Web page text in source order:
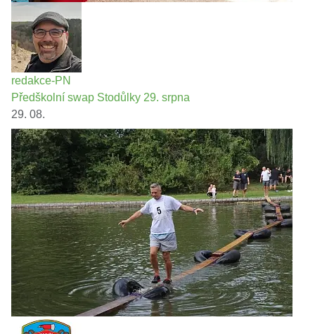
redakce-PN
Předškolní swap Stodůlky 29. srpna
29. 08.